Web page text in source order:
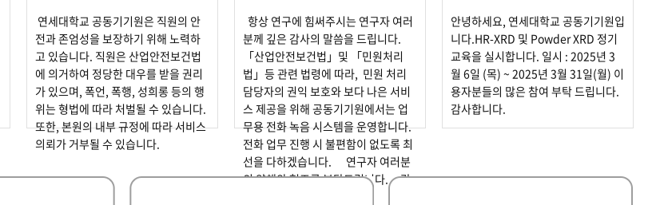
연세대학교 공동기기원은 직원의 안
전과 존엄성을 보장하기 위해 노력하
고 있습니다. 직원은 산업안전보건법
에 의거하여 정당한 대우를 받을 권리
가 있으며, 폭언, 폭행, 성희롱 등의 행
위는 형법에 따라 처벌될 수 있습니다.
또한, 본원의 내부 규정에 따라 서비스
의뢰가 거부될 수 있습니다.
항상 연구에 힘써주시는 연구자 여러
분께 깊은 감사의 말씀을 드립니다.
「산업안전보건법」및 「민원처리
법」등 관련 법령에 따라, 민원 처리
담당자의 권익 보호와 보다 나은 서비
스 제공을 위해 공동기기원에서는 업
무용 전화 녹음 시스템을 운영합니다.
전화 업무 진행 시 불편함이 없도록 최
선을 다하겠습니다. 연구자 여러분
의 양해와 협조를 부탁드립니다. 감
안녕하세요, 연세대학교 공동기기원입
니다.HR-XRD 및 Powder XRD 정기
교육을 실시합니다. 일시 : 2025년 3
월 6일 (목) ~ 2025년 3월 31일(월) 이
용자분들의 많은 참여 부탁 드립니다.
감사합니다.